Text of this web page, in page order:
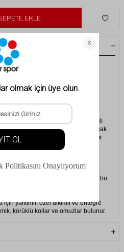
EKLE
Brenta RDS DWN Kadın
su itici- Brenta kapüşonlu yalıtımlı
80/20 dolgusuna sahiptir. Hafif ancak
fazla koruma sağlamak için ek bir
sahiptir. İçeride yumuşak,
Dolomites' olarak da bilinen bu
olarak veya bir kabuğun altında
giyilebilir. Ayrıca çantanıza
yalıtımlı, özel dikimli ve entegre
körüklü kollar ve omuzlar bulunur.
soğuğu dışarıda, sıcaklığı içeride
ceple.